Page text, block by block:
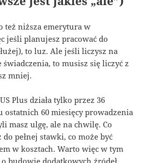
też niższa emerytura w
jeśli planujesz pracować do
to luz. Ale jeśli liczysz na
świadczenia, to musisz się liczyć z
mniej.
Plus działa tylko przez 36
ostatnich 60 miesięcy prowadzenia
masz ulgę, ale na chwilę. Co
do pełnej stawki, co może być
w kosztach. Warto więc w tym
o budowie dodatkowych źródeł